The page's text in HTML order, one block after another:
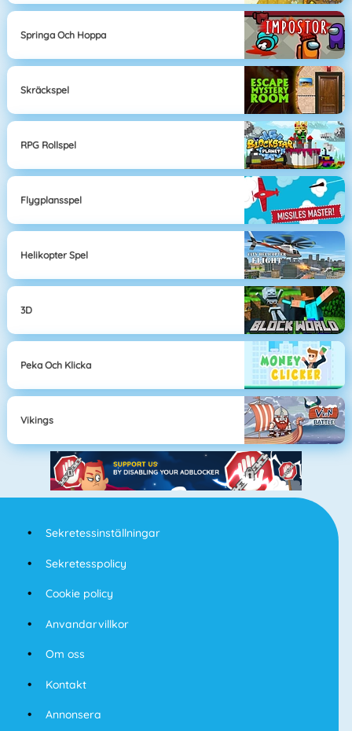
Springa Och Hoppa
Skräckspel
RPG Rollspel
Flygplansspel
Helikopter Spel
3D
Peka Och Klicka
Vikings
Sekretessinställningar
Sekretesspolicy
Cookie policy
Anvandarvillkor
Om oss
Kontakt
Annonsera